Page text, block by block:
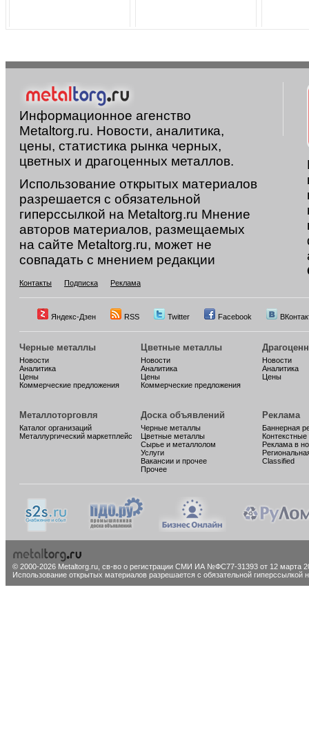
Информационное агенство
Metaltorg.ru. Новости, аналитика,
цены, статистика рынка черных,
цветных и драгоценных металлов.
Использование открытых материалов
разрешается с обязательной
гиперссылкой на Metaltorg.ru Мнение
авторов материалов, размещаемых
на сайте Metaltorg.ru, может не
совпадать с мнением редакции
Контакты Подписка Реклама
Яндекс-Дзен RSS Twitter Facebook
Черные металлы
Новости
Аналитика
Цены
Коммерческие предложения
Цветные металлы
Новости
Аналитика
Цены
Коммерческие предложения
Новости
Аналитика
Цены
Металлоторговля
Каталог организаций
Металлургический маркетплейс
Доска объявлений
Черные металлы
Цветные металлы
Сырье и металлолом
Услуги
Вакансии и прочее
Прочее
Реклама
Баннерная
Реклама в
Classified
© 2000-2026 Metaltorg.ru, св-во о регистрации СМИ ИА №ФС77-31393 от 12 марта
Использование открытых материалов разрешается с обязательной гиперссылкой